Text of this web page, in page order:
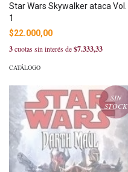
Star Wars Skywalker ataca Vol.
1
$22.000,00
3cuotas sin interés de$7.333,33
CATÁLOGO
SIN
STOCK